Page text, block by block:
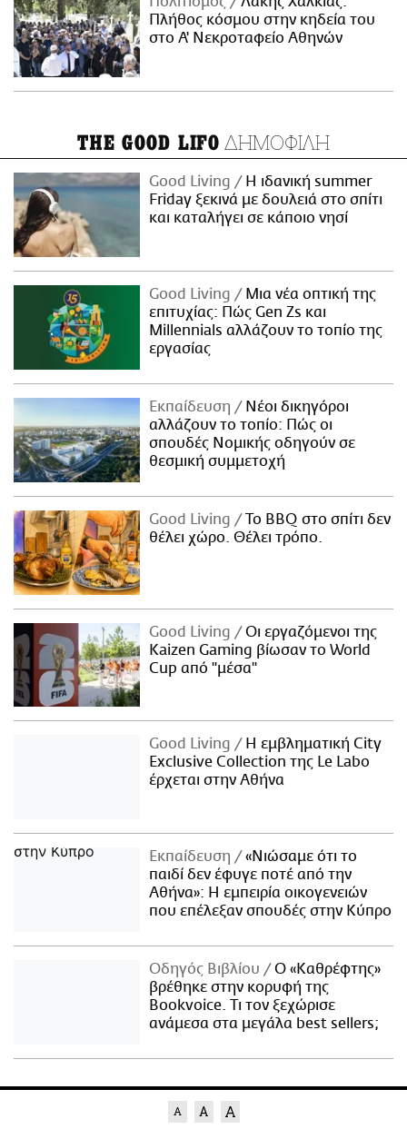
Πλήθος κόσμου στην κηδεία του
στο Α' Νεκροταφείο Αθηνών
THE GOOD LIFO ΔΗΜΟΦΙΛΗ
Good Living
Η ιδανική summer
Friday ξεκινά με δουλειά στο σπίτι
και καταλήγει σε κάποιο νησί
Good Living
Μια νέα οπτική της
επιτυχίας: Πώς Gen Zs και
Millennials αλλάζουν το τοπίο της
εργασίας
Εκπαίδευση
Νέοι δικηγόροι
αλλάζουν το τοπίο: Πώς οι
σπουδές Νομικής οδηγούν σε
θεσμική συμμετοχή
Good Living
Το BBQ στο σπίτι δεν
θέλει χώρο. Θέλει τρόπο.
Good Living
Οι εργαζόμενοι της
Kaizen Gaming βίωσαν το World
Cup από "μέσα"
Good Living
Η εμβληματική City
Exclusive Collection της Le Labo
έρχεται στην Αθήνα
Εκπαίδευση
«Νιώσαμε ότι το
παιδί δεν έφυγε ποτέ από την
Αθήνα»: Η εμπειρία οικογενειών
που επέλεξαν σπουδές στην Κύπρο
Οδηγός Βιβλίου
Ο «Καθρέφτης»
βρέθηκε στην κορυφή της
Bookvoice. Τι τον ξεχώρισε
ανάμεσα στα μεγάλα best sellers;